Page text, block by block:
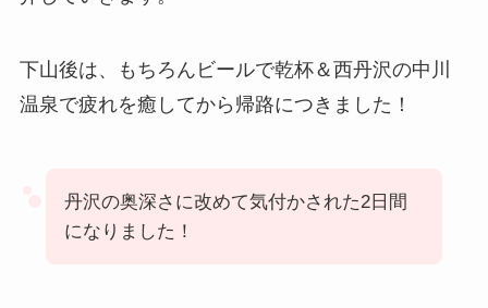
下山後は、もちろんビールで乾杯＆西丹沢の中川
温泉で疲れを癒してから帰路につきました！
丹沢の奥深さに改めて気付かされた2日間
になりました！